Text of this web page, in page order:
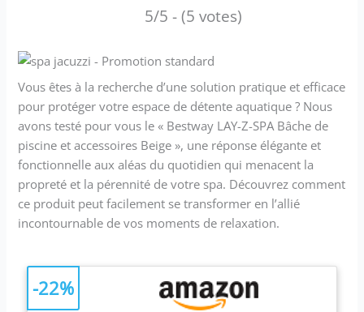
5/5 - (5 votes)
Vous êtes à la recherche d’une solution pratique et efficace
pour protéger votre espace de détente aquatique ? Nous
avons testé pour vous le « Bestway LAY-Z-SPA Bâche de
piscine et accessoires Beige », une réponse élégante et
fonctionnelle aux aléas du quotidien qui menacent la
propreté et la pérennité de votre spa. Découvrez comment
ce produit peut facilement se transformer en l’allié
incontournable de vos moments de relaxation.
-22%